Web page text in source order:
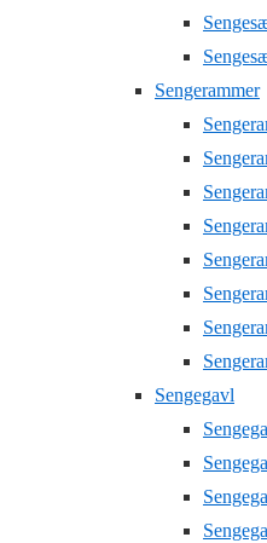
Sengerammer
Sengegavl